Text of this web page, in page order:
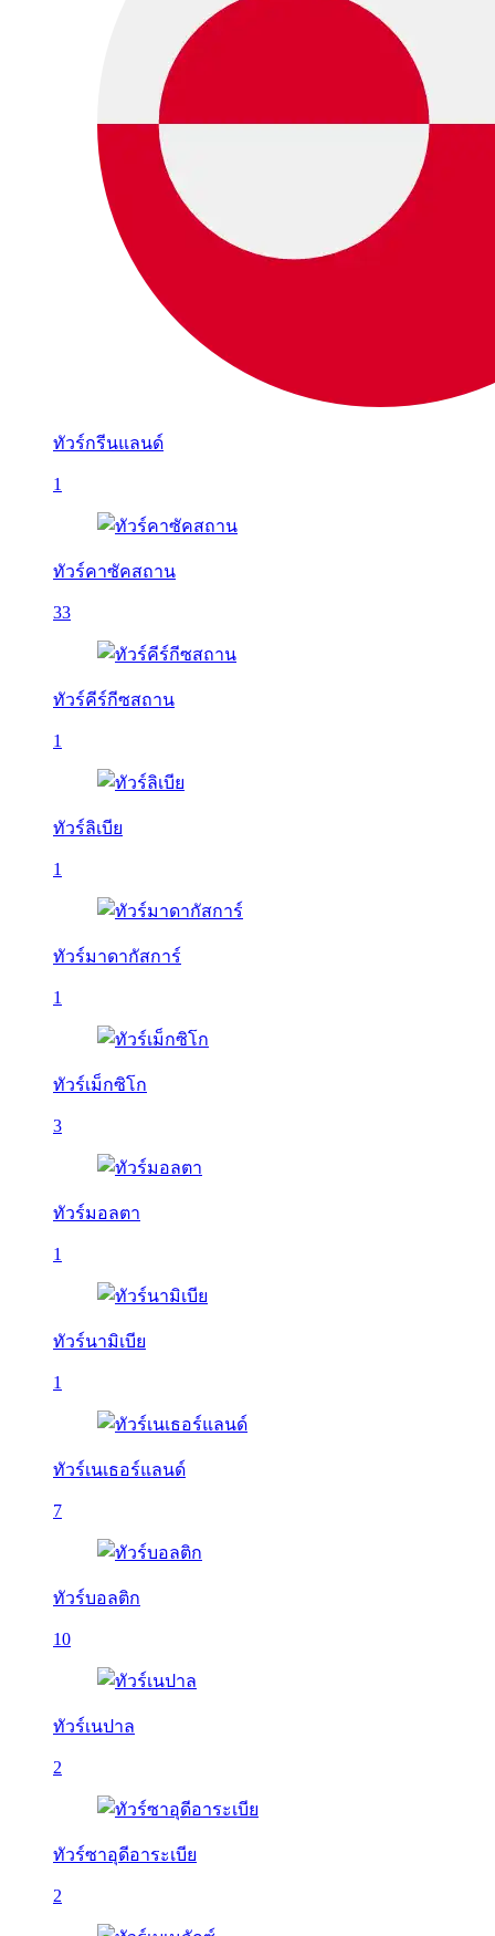
ทัวร์กรีนแลนด์
1
ทัวร์คาซัคสถาน
33
ทัวร์คีร์กีซสถาน
1
ทัวร์ลิเบีย
1
ทัวร์มาดากัสการ์
1
ทัวร์เม็กซิโก
3
ทัวร์มอลตา
1
ทัวร์นามิเบีย
1
ทัวร์เนเธอร์แลนด์
7
ทัวร์บอลติก
10
ทัวร์เนปาล
2
ทัวร์ซาอุดีอาระเบีย
2